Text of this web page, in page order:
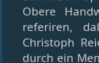
Obere
referiren,
Christoph
durch ein